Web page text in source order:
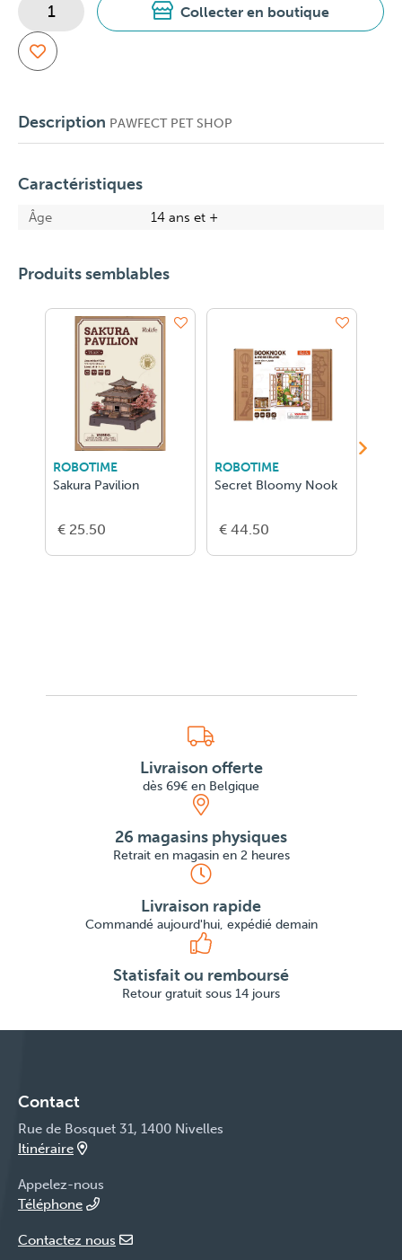
Collecter en boutique
Description PAWFECT PET SHOP
Caractéristiques
Âge 14 ans et +
Produits semblables
ROBOTIME
Sakura Pavilion
€ 25.50
ROBOTIME
Secret Bloomy Nook
€ 44.50
Livraison offerte
dès 69€ en Belgique
26 magasins physiques
Retrait en magasin en 2 heures
Livraison rapide
Commandé aujourd'hui, expédié demain
Statisfait ou remboursé
Retour gratuit sous 14 jours
Contact
Rue de Bosquet 31, 1400 Nivelles
Itinéraire
Appelez-nous
Téléphone
Contactez nous